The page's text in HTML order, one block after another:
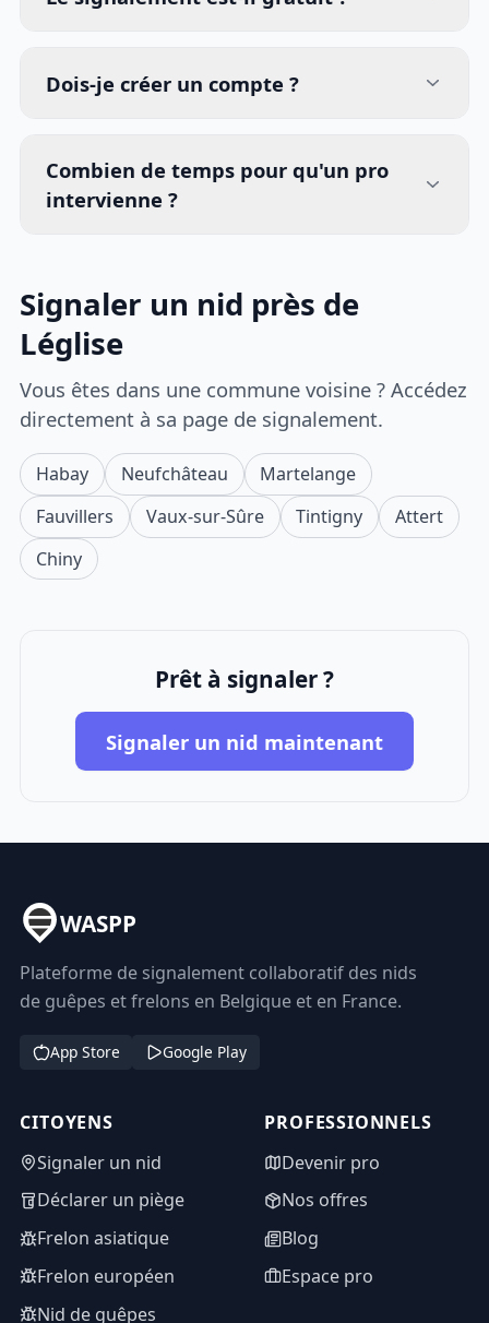
Dois-je créer un compte ?
Combien de temps pour qu'un pro
intervienne ?
Signaler un nid près de
Léglise
Vous êtes dans une commune voisine ? Accédez
directement à sa page de signalement.
Habay Neufchâteau
Martelange
Fauvillers
Vaux-sur-Sûre Tintigny
Attert
Chiny
Prêt à signaler ?
Signaler un nid maintenant
WASPP
Plateforme de signalement collaboratif des nids
de guêpes et frelons en Belgique et en France.
App Store Google Play
CITOYENS
Signaler un nid
Déclarer un piège
Frelon asiatique
Frelon européen
Nid de guêpes
PROFESSIONNELS
Devenir pro
Nos offres
Blog
Espace pro